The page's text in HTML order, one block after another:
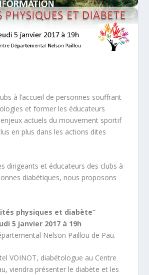
à l’accueil de personnes souffrant
et former les éducateurs
actuels du mouvement sportif
en plus dans les actions dites
dirigeants et éducateurs des clubs à
diabétiques, nous proposons
physiques et diabète”
5 janvier 2017 à 19h
Nelson Paillou de Pau.
VOINOT, diabétologue au Centre
viendra présenter le diabète et les